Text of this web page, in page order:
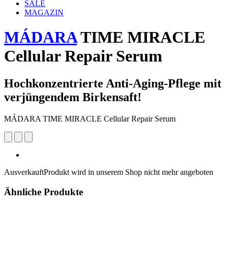
SALE
MAGAZIN
MÁDARATIME MIRACLE
Cellular Repair Serum
Hochkonzentrierte Anti-Aging-Pflege mit
verjüngendem Birkensaft!
MÁDARA TIME MIRACLE Cellular Repair Serum
AusverkauftProdukt wird in unserem Shop nicht mehr angeboten
Ähnliche Produkte